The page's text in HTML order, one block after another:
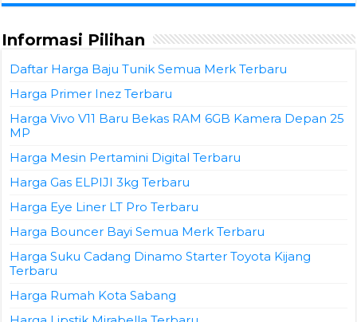
Informasi Pilihan
Daftar Harga Baju Tunik Semua Merk Terbaru
Harga Primer Inez Terbaru
Harga Vivo V11 Baru Bekas RAM 6GB Kamera Depan 25
MP
Harga Mesin Pertamini Digital Terbaru
Harga Gas ELPIJI 3kg Terbaru
Harga Eye Liner LT Pro Terbaru
Harga Bouncer Bayi Semua Merk Terbaru
Harga Suku Cadang Dinamo Starter Toyota Kijang
Terbaru
Harga Rumah Kota Sabang